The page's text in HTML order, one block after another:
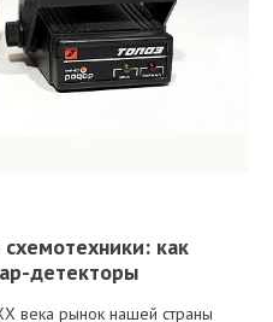
как
детекторы
века рынок нашей страны